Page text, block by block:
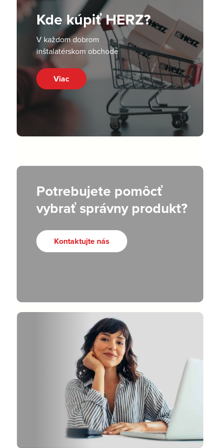
Kde kúpiť HERZ?
V každom dobrom
inštalatérskom obchode
Viac
Potrebujete pomôcť
vybrať správny produkt?
Kontaktujte nás